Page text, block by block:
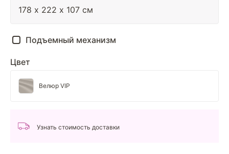
Подъемный механизм
Цвет
Велюр VIP
Узнать стоимость доставки